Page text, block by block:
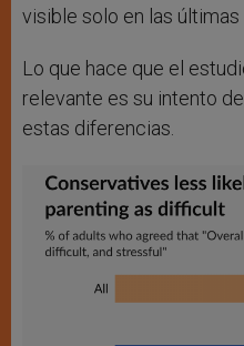
visible solo en las últimas
Lo que hace que el
relevante es su intento
estas diferencias.